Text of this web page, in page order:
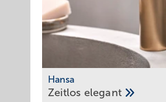
Hansa
Zeitlos eleg ant